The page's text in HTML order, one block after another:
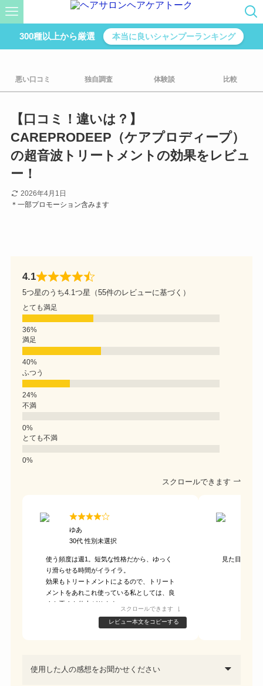
300種以上から厳選 本当に良いシャンプーランキング
悪い口コミ 独自調査 体験談 比較
【口コミ！違いは？】
CAREPRODEEP（ケアプロディープ）
の超音波トリートメントの効果をレビュ
ー！
2026年4月1日
＊一部プロモーション含みます
4.1
5つ星のうち4.1つ星（55件のレビューに基づく）
とても満足
満足
ふつう
不満
とても不満
スクロールできます
ゆあ
30代 性別未選択
使う頻度は週1。短気な性格だから、ゆっく
り滑らせる時間がイライラ。
効果もトリートメントによるので、トリート
メントをあれこれ使っている私としては、良
くも悪くも仕上がります。
スクロールできます
レビュー本文をコピーする
見た目も質
使用した人の感想をお聞かせください